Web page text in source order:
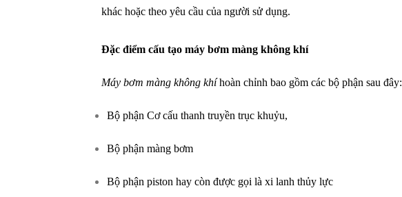
khác hoặc theo yêu cầu của người sử dụng.
Đặc điểm cấu tạo máy bơm màng không khí
Máy bơm màng không khíhoàn chỉnh bao gồm các bộ phận sau đây:
Bộ phận Cơ cấu thanh truyền trục khuỷu,
Bộ phận màng bơm
Bộ phận piston hay còn được gọi là xi lanh thủy lực